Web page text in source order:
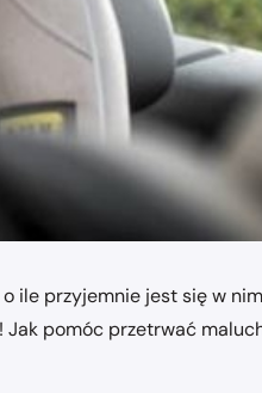
o ile przyjemnie jest się w
pomóc przetrwać